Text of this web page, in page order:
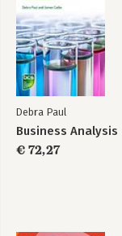
Debra Paul
Business Analysis
€ 72,27